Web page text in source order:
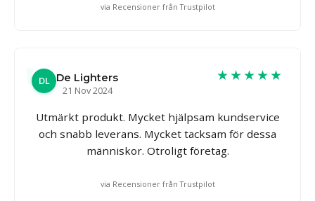
via Recensioner från Trustpilot
DL De Lighters
21 Nov 2024
★★★★★
Utmärkt produkt. Mycket hjälpsam kundservice
och snabb leverans. Mycket tacksam för dessa
människor. Otroligt företag.
via Recensioner från Trustpilot